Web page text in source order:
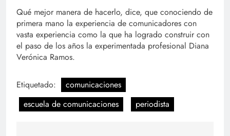
Qué mejor manera de hacerlo, dice, que conociendo de
primera mano la experiencia de comunicadores con
vasta experiencia como la que ha logrado construir con
el paso de los años la experimentada profesional Diana
Verónica Ramos.
Etiquetado:
comunicaciones
escuela de comunicaciones
periodista